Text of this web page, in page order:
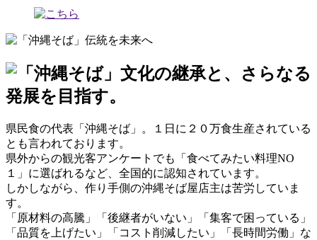
県民食の代表「沖縄そば」。１日に２０万食生産されている
とも言われております。
県外からの観光客アンケートでも「食べてみたい料理NO
１」に選ばれるなど、全国的に認知されています。
しかしながら、作り手側の沖縄そば屋店主は苦労していま
す。
「原材料の高騰」「後継者がいない」「集客で困っている」
「品質を上げたい」「コスト削減したい」「長時間労働」な